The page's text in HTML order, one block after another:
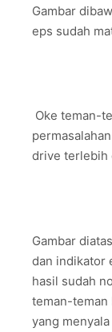
Gambar
eps sudah
Oke teman-
drive terlebih
Gambar
dan indikator
hasil sudah
teman-teman
yang